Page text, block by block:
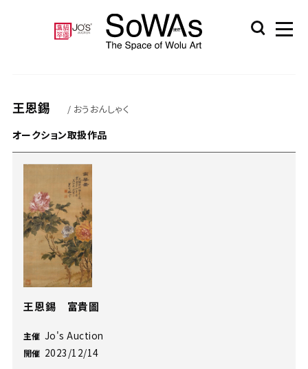
王恩錫 / おうおんしゃく
オークション取扱作品
王恩錫 富貴圖
主催 Jo's Auction
開催 2023/12/14